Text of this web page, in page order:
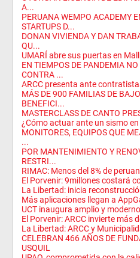
A...
PERUANA WEMPO ACADEMY
STARTUPS D...
DONAN VIVIENDA Y DAN
QU...
UMARÍ abre sus puertas en
EN TIEMPOS DE PANDEMIA
CONTRA ...
ARCC presenta ante
MÁS DE 900 FAMILIAS DE
BENEFICI...
MASTERCLASS DE CANTO
¿Cómo actuar ante un sismo
MONITORES, EQUIPOS QUE
...
POR MANTENIMIENTO Y
RESTRI...
RIMAC: Menos del 8% de
El Porvenir: 9millones costará
La Libertad: inicia
Más aplicaciones llegan a
UCT inaugura amplio y
El Porvenir: ARCC invierte más
La Libertad: ARCC y
CELEBRAN 466 AÑOS DE
USQUIL